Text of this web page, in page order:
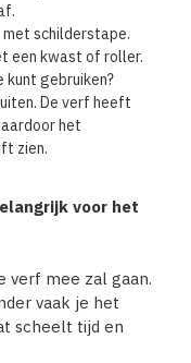
schilderstape.
een kwast of roller.
kunt gebruiken?
De verf heeft
het
zien.
voor het
verf mee zal gaan.
vaak je het
scheelt tijd en